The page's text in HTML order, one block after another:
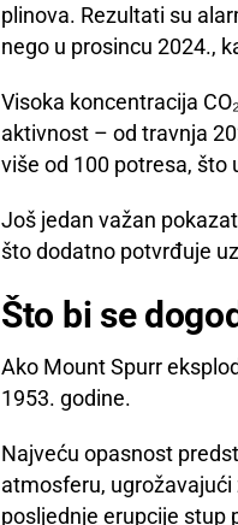
plinova. Rezultati su
nego u prosincu 2024.,
Visoka koncentracija
aktivnost – od travnja
više od 100 potresa, što
Još jedan važan
što dodatno potvrđuje
Što bi se
Ako Mount Spurr
1953. godine.
Najveću opasnost
atmosferu,
posljednje erupcije stup